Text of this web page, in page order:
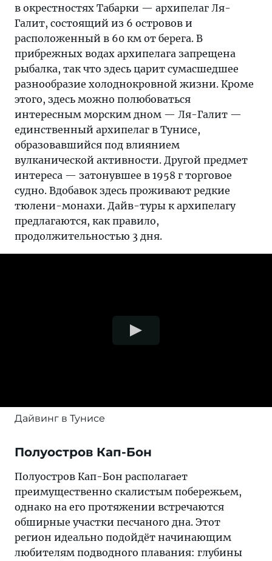
в окрестностях Табарки — архипелаг Ля-
Галит, состоящий из 6 островов и
расположенный в 60 км от берега. В
прибрежных водах архипелага запрещена
рыбалка, так что здесь царит сумасшедшее
разнообразие холоднокровной жизни. Кроме
этого, здесь можно полюбоваться
интересным морским дном — Ля-Галит —
единственный архипелаг в Тунисе,
образовавшийся под влиянием
вулканической активности. Другой предмет
интереса — затонувшее в 1958 г торговое
судно. Вдобавок здесь проживают редкие
тюлени-монахи. Дайв-туры к архипелагу
предлагаются, как правило,
продолжительностью 3 дня.
Дайвинг в Тунисе
Полуостров Кап-Бон
Полуостров Кап-Бон располагает
преимущественно скалистым побережьем,
однако на его протяжении встречаются
обширные участки песчаного дна. Этот
регион идеально подойдёт начинающим
любителям подводного плавания: глубины